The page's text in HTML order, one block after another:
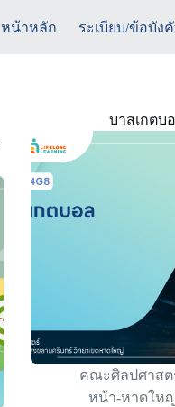
หน้าหลัก ระเบียบ/ข้อบัง
บาสเกตบ
คณะศิลปศาสต
หน้า-หาดให